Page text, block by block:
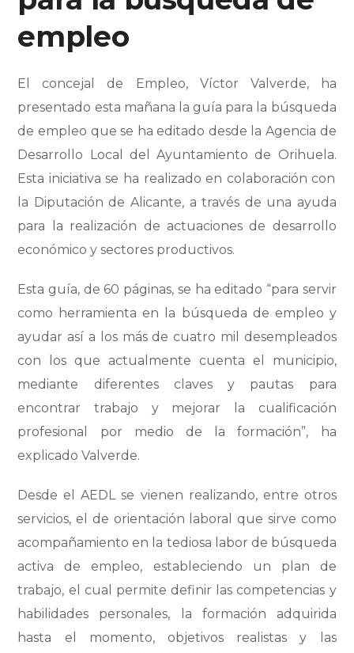
empleo
El concejal de Empleo, Víctor Valverde, ha
presentado esta mañana la guía para la búsqueda
de empleo que se ha editado desde la Agencia de
Desarrollo Local del Ayuntamiento de Orihuela.
Esta iniciativa se ha realizado en colaboración con
la Diputación de Alicante, a través de una ayuda
para la realización de actuaciones de desarrollo
económico y sectores productivos.
Esta guía, de 60 páginas, se ha editado “para servir
como herramienta en la búsqueda de empleo y
ayudar así a los más de cuatro mil desempleados
con los que actualmente cuenta el municipio,
mediante diferentes claves y pautas para
encontrar trabajo y mejorar la cualificación
profesional por medio de la formación”, ha
explicado Valverde.
Desde el AEDL se vienen realizando, entre otros
servicios, el de orientación laboral que sirve como
acompañamiento en la tediosa labor de búsqueda
activa de empleo, estableciendo un plan de
trabajo, el cual permite definir las competencias y
habilidades personales, la formación adquirida
hasta el momento, objetivos realistas y las